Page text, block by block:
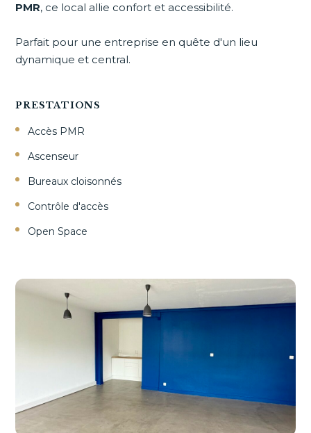
PMR, ce local allie confort et accessibilité.
Parfait pour une entreprise en quête d'un lieu
dynamique et central.
PRESTATIONS
Accès PMR
Ascenseur
Bureaux cloisonnés
Contrôle d'accès
Open Space